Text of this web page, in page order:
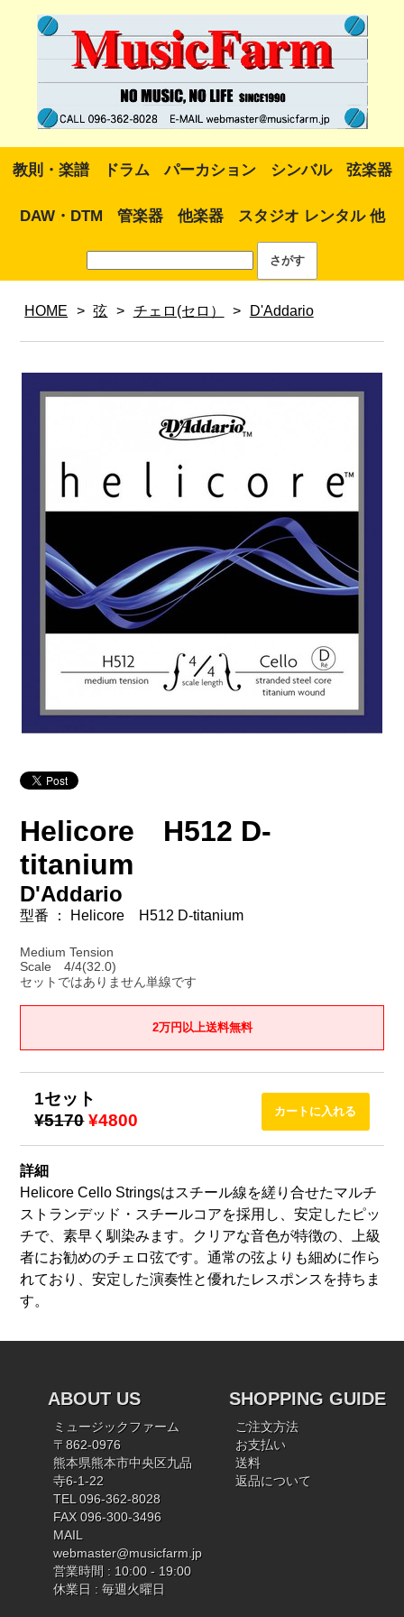
教則・楽譜 ドラム パーカション シンバル 弦楽器
DAW・DTM 管楽器 他楽器 スタジオ レンタル 他
HOME > 弦 > チェロ(セロ） > D'Addario
Helicore H512 D-
titanium
D'Addario
型番 ： Helicore H512 D-titanium
Medium Tension
Scale 4/4(32.0)
セットではありません単線です
2万円以上送料無料
1セット
¥5170 ¥4800
詳細
Helicore Cello Stringsはスチール線を縒り合せたマルチ
ストランデッド・スチールコアを採用し、安定したピッ
チで、素早く馴染みます。クリアな音色が特徴の、上級
者にお勧めのチェロ弦です。通常の弦よりも細めに作ら
れており、安定した演奏性と優れたレスポンスを持ちま
す。
ABOUT US
ミュージックファーム
〒862-0976
熊本県熊本市中央区九品
寺6-1-22
TEL 096-362-8028
FAX 096-300-3496
MAIL
webmaster@musicfarm.jp
営業時間 : 10:00 - 19:00
休業日 : 毎週火曜日
SHOPPING GUIDE
ご注文方法
お支払い
送料
返品について